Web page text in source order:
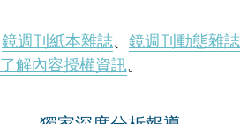
鏡週刊紙本雜誌、 鏡週刊動態雜誌
了解內容授權資訊。